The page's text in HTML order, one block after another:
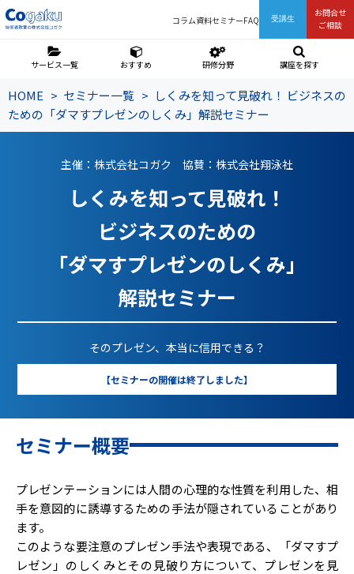
コラム資料セミナーFAQ 受講生
お問合せ
ご相談
サービス一覧 おすすめ 研修分野 講座を探す
HOME セミナー一覧
しくみを知って見破れ！ ビジネスの
ための「ダマすプレゼンのしくみ」解説セミナー
主催：株式会社コガク 協賛：株式会社翔泳社
しくみを知って見破れ！
ビジネスのための
「ダマすプレゼンのしくみ」
解説セミナー
そのプレゼン、本当に信用できる？
【セミナーの開催は終了しました】
セミナー概要
プレゼンテーションには人間の心理的な性質を利用した、相
手を意図的に誘導するための手法が隠されていることがあり
ます。
このような要注意のプレゼン手法や表現である、「ダマすプ
レゼン」のしくみとその見破り方について、プレゼンを見